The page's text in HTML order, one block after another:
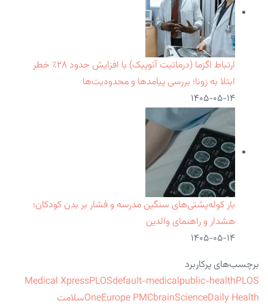
ارتباط اگزما (درماتیت آتوپیک) با افزایش حدود ۲۸٪ خطر
ابتلا به زونا؛ بررسی پیامدها و محدودیت‌ها
۱۴۰۵-۰۵-۱۴
بار کوله‌پشتی‌های سنگین مدرسه و فشار بر بدن کودکان؛
هشدار و راهنمای والدین
۱۴۰۵-۰۵-۱۴
برچسب‌های پرکاربرد
Medical XpressPLOSdefault-medicalpublic-healthPLOS
OneEurope PMCbrainScienceDaily Health
سلامت